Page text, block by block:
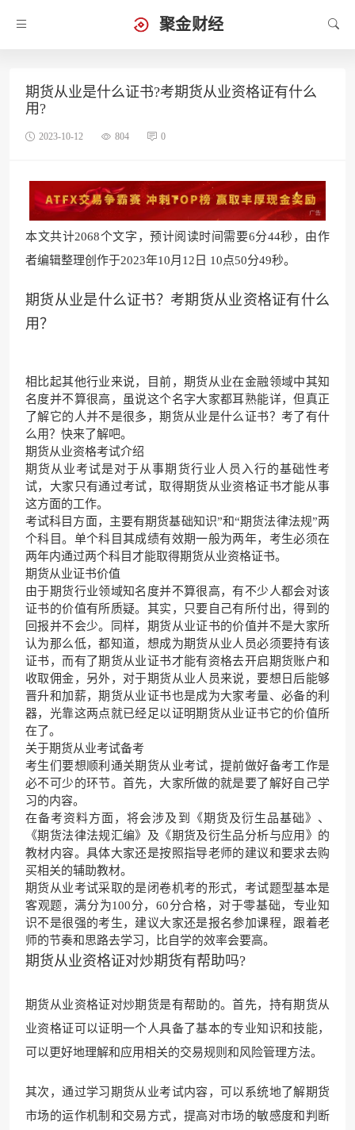
聚金财经
期货从业是什么证书?考期货从业资格证有什么
用?
2023-10-12 804 0
本文共计2068个文字，预计阅读时间需要6分44秒，由作
者编辑整理创作于2023年10月12日 10点50分49秒。
期货从业是什么证书？考期货从业资格证有什么
用？
相比起其他行业来说，目前，期货从业在金融领域中其知
名度并不算很高，虽说这个名字大家都耳熟能详，但真正
了解它的人并不是很多，期货从业是什么证书？考了有什
么用？快来了解吧。
期货从业资格考试介绍
期货从业考试是对于从事期货行业人员入行的基础性考
试，大家只有通过考试，取得期货从业资格证书才能从事
这方面的工作。
考试科目方面，主要有期货基础知识”和“期货法律法规”两
个科目。单个科目其成绩有效期一般为两年，考生必须在
两年内通过两个科目才能取得期货从业资格证书。
期货从业证书价值
由于期货行业领域知名度并不算很高，有不少人都会对该
证书的价值有所质疑。其实，只要自己有所付出，得到的
回报并不会少。同样，期货从业证书的价值并不是大家所
认为那么低，都知道，想成为期货从业人员必须要持有该
证书，而有了期货从业证书才能有资格去开启期货账户和
收取佣金，另外，对于期货从业人员来说，要想日后能够
晋升和加薪，期货从业证书也是成为大家考量、必备的利
器，光靠这两点就已经足以证明期货从业证书它的价值所
在了。
关于期货从业考试备考
考生们要想顺利通关期货从业考试，提前做好备考工作是
必不可少的环节。首先，大家所做的就是要了解好自己学
习的内容。
在备考资料方面，将会涉及到《期货及衍生品基础》、
《期货法律法规汇编》及《期货及衍生品分析与应用》的
教材内容。具体大家还是按照指导老师的建议和要求去购
买相关的辅助教材。
期货从业考试采取的是闭卷机考的形式，考试题型基本是
客观题，满分为100分，60分合格，对于零基础，专业知
识不是很强的考生，建议大家还是报名参加课程，跟着老
师的节奏和思路去学习，比自学的效率会要高。
期货从业资格证对炒期货有帮助吗?
期货从业资格证对炒期货是有帮助的。首先，持有期货从
业资格证可以证明一个人具备了基本的专业知识和技能，
可以更好地理解和应用相关的交易规则和风险管理方法。
其次，通过学习期货从业考试内容，可以系统地了解期货
市场的运作机制和交易方式，提高对市场的敏感度和判断